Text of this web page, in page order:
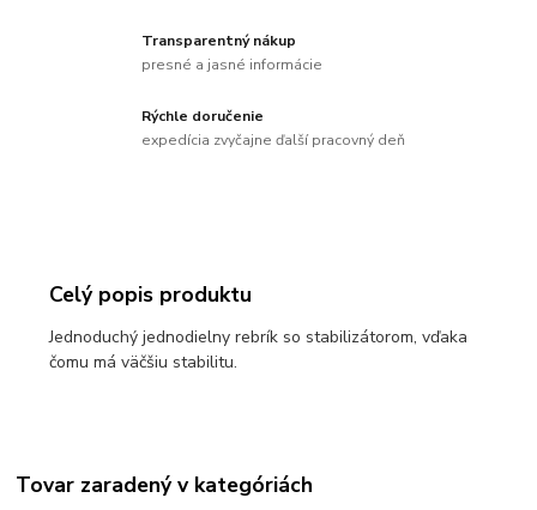
Transparentný nákup
presné a jasné informácie
Rýchle doručenie
expedícia zvyčajne ďalší pracovný deň
Celý popis produktu
Jednoduchý jednodielny rebrík so stabilizátorom, vďaka
čomu má väčšiu stabilitu.
Tovar zaradený v kategóriách